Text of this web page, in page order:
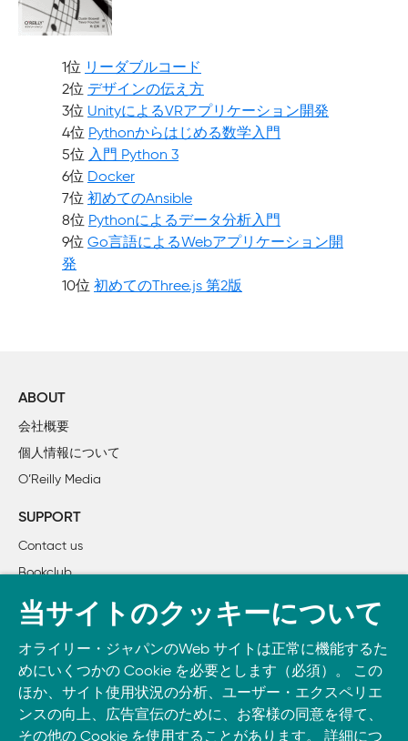
1位 リーダブルコード
2位 デザインの伝え方
3位 UnityによるVRアプリケーション開発
4位 Pythonからはじめる数学入門
5位 入門 Python 3
6位 Docker
7位 初めてのAnsible
8位 Pythonによるデータ分析入門
9位 Go言語によるWebアプリケーション開
発
10位 初めてのThree.js 第2版
ABOUT
会社概要
個人情報について
O’Reilly Media
SUPPORT
Contact us
Bookclub
書籍注文
Take O’Reilly with you and learn anywhere, anytime on your
phone
and tablet.
当サイトのクッキーについて
オライリー・ジャパンのWeb サイトは正常に機能するた
めにいくつかの Cookie を必要とします（必須）。 この
ほか、サイト使用状況の分析、ユーザー・エクスペリエ
ンスの向上、広告宣伝のために、お客様の同意を得て、
その他の Cookie を使用することがあります。 詳細につ